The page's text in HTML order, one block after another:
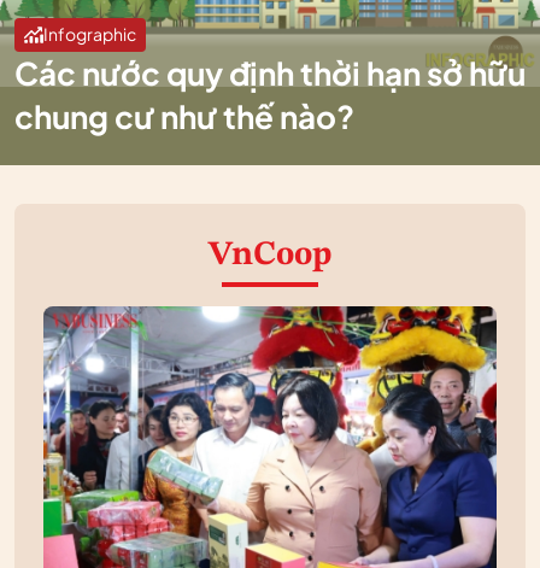
Infographic
Các nước quy định thời hạn sở hữu
chung cư như thế nào?
VnCoop